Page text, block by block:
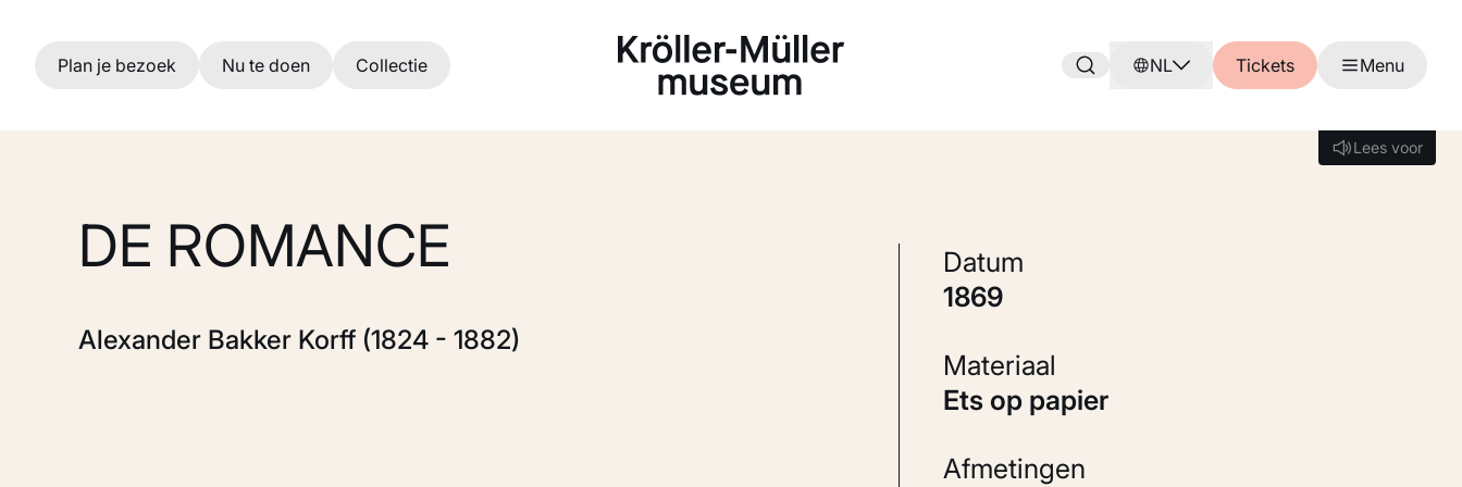
Ga naar hoofdinhoud
Plan je bezoek Nu te doen Collectie NL Tickets Menu
Lees voor
Lees voor
DE ROMANCE
Alexander Bakker Korff (1824 - 1882)
Datum
1869
Materiaal
Ets op papier
Afmetingen